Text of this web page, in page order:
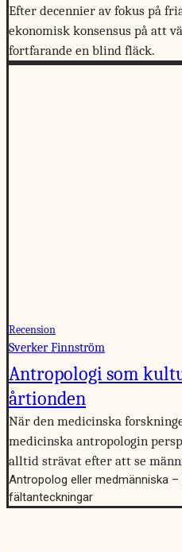
Efter decennier av fokus på
ekonomisk konsensus på att
fortfarande en blind fläck.
Recension
Sverker Finnström
Antropologi som
årtionden
När den medicinska
medicinska antropologin
alltid strävat efter att se
Antropolog eller medmänniska
fältanteckningar